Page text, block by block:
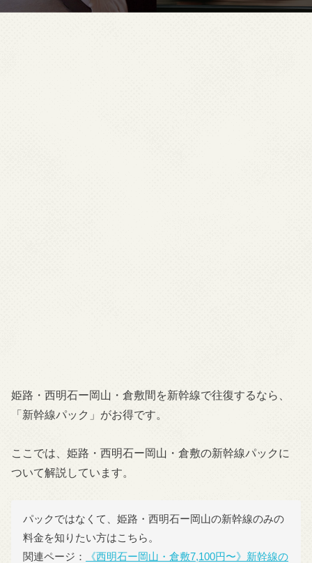
姫路・西明石ー岡山・倉敷間を新幹線で往復するなら、
「新幹線パック」がお得です。
ここでは、姫路・西明石ー岡山・倉敷の新幹線パックに
ついて解説しています。
パックではなくて、姫路・西明石ー岡山の新幹線のみの
料金を知りたい方はこちら。
関連ページ：
《西明石ー岡山・倉敷7,100円〜》新幹線の